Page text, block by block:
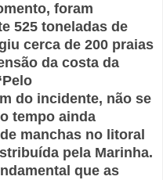
foram
525 toneladas de
cerca de 200 praias
da costa da
do incidente, não se
tempo ainda
manchas no litoral
pela Marinha.
que as